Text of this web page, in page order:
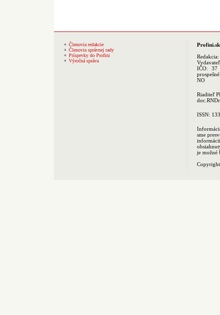
Členovia redakcie
Členovia správnej rady
Príspevky do Profini
Výročná správa
Profini.sk
Redakcia:
IČO: 37
NO
Riaditeľ
ISSN:
sme
je možné